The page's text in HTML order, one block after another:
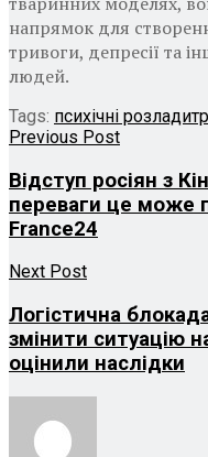
напрямок для
тривоги, депресії та
людей.
Tags: психічні розлади
Previous Post
Відступ росіян з
переваги це може
France24
Next Post
Логістична
змінити ситуацію
оцінили наслідки